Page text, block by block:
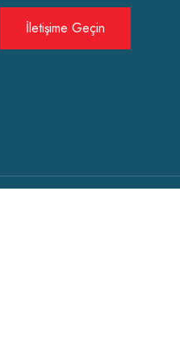
İletişime Geçin